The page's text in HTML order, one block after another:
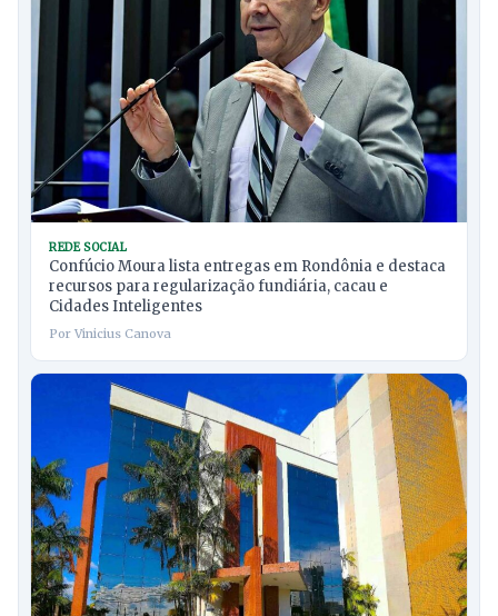
REDE SOCIAL
Confúcio Moura lista entregas em Rondônia e destaca
recursos para regularização fundiária, cacau e
Cidades Inteligentes
Por Vinicius Canova